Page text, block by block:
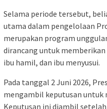
Selama periode tersebut,
utama dalam pengelolaan
merupakan program
dirancang untuk
ibu hamil, dan ibu menyusui.
Pada tanggal 2 Juni 2026,
mengambil keputusan untuk
Keputusan ini diambil